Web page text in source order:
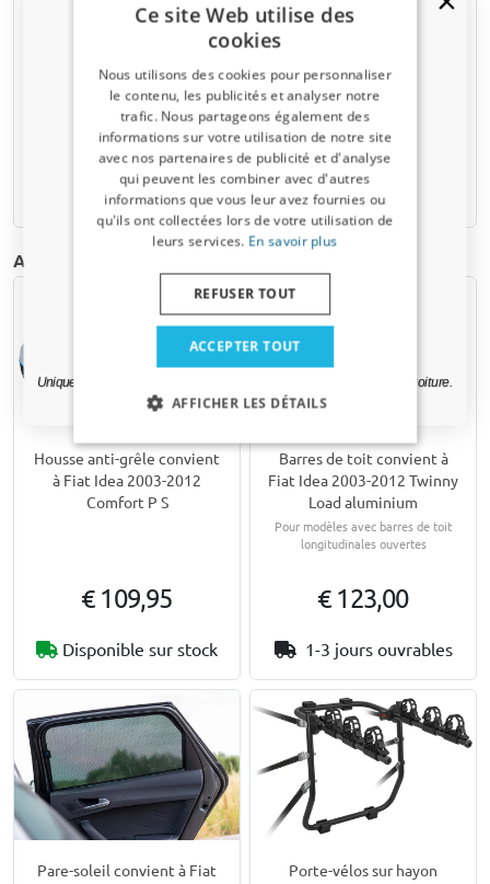
Déflecteurs fenêtre
convient à Fiat Idea 2003-
2007 portes arrière ClimAir
- clair transparent
€ 54,95
6-8 semaines
Déflecteurs fenêtre
convient à Fiat Idea 2003-
2007 portes arrière ClimAir
- foncé transparent
€ 54,95
6-8 semaines
Autres produits pour Fiat Idea | 2003-2012
Housse anti-grêle convient
à Fiat Idea 2003-2012
Comfort P S
€ 109,95
Disponible sur stock
Barres de toit convient à
Fiat Idea 2003-2012 Twinny
Load aluminium
Pour modèles avec barres de toit
longitudinales ouvertes
€ 123,00
1-3 jours ouvrables
Pare-soleil convient à Fiat
Porte-vélos sur hayon
Ce site Web utilise des
cookies
Nous utilisons des cookies pour personnaliser
le contenu, les publicités et analyser notre
trafic. Nous partageons également des
informations sur votre utilisation de notre site
avec nos partenaires de publicité et d'analyse
qui peuvent les combiner avec d'autres
informations que vous leur avez fournies ou
qu'ils ont collectées lors de votre utilisation de
leurs services. En savoir plus
ACCEPTER TOUT
REFUSER TOUT
AFFICHER LES DÉTAILS
Un code de réduction de 5 % ?
Inscrivez-vous dès maintenant à notre
newsletter et profitez-en ! Votre code promo est
valable 3 jours.
Uniquement des mises à jour et des offres pertinentes pour votre voiture.